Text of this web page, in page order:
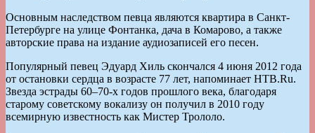
Основным наследством певца являются квартира в Санкт-
Петербурге на улице Фонтанка, дача в Комарово, а также
авторские права на издание аудиозаписей его песен.
Популярный певец Эдуард Хиль скончался 4 июня 2012 года
от остановки сердца в возрасте 77 лет, напоминает НТВ.Ru.
Звезда эстрады 60–70-х годов прошлого века, благодаря
старому советскому вокализу он получил в 2010 году
всемирную известность как Мистер Трололо.